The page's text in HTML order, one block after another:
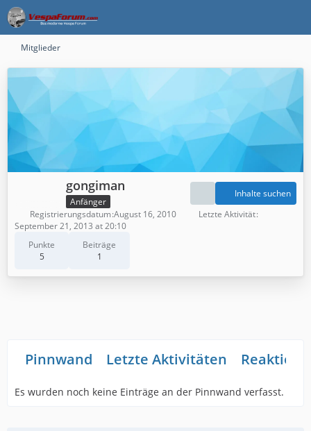
Mitglieder
gongiman
Anfänger
Punkte
5
Beiträge
1
Inhalte suchen
Registrierungsdatum August 16, 2010
Letzte Aktivität
September 21, 2013 at 20:10
Pinnwand Letzte Aktivitäten
Es wurden noch keine Einträge an der Pinnwand verfasst.